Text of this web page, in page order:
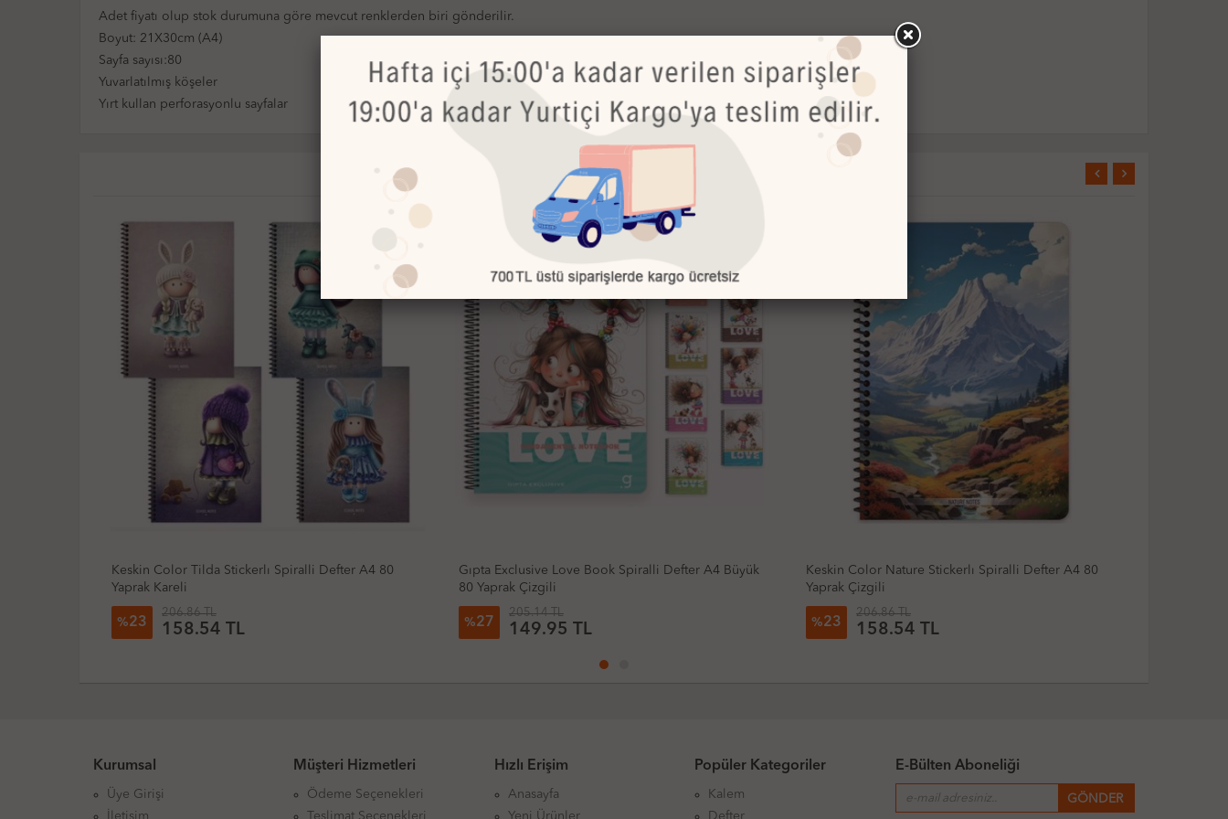
Adet fiyatı olup stok durumuna göre mevcut renklerden biri gönderilir.
Boyut: 21X30cm (A4)
Sayfa sayısı:80
Yuvarlatılmış köşeler
Yırt kullan perforasyonlu sayfalar
Bu Ürünler de İlginizi Çekebilir
Gıpta Exclusive Love Book Spiralli Defter A4 Büyük
80 Yaprak Çizgili
%27
205.14 TL
149.95 TL
Keskin Color Nature Stickerlı Spiralli Defter A4 80
Yaprak Çizgili
%23
206.86 TL
158.54 TL
Gıpta Pole Notes Spiralli Defter A4 Büyük 80 Yaprak
Çizgili
%25
150.26 TL
111.95 TL
Kurumsal
Üye Girişi
Müşteri Hizmetleri
Ödeme Seçenekleri
Hızlı Erişim
Anasayfa
Popüler Kategoriler
Kalem
E-Bülten Aboneliği